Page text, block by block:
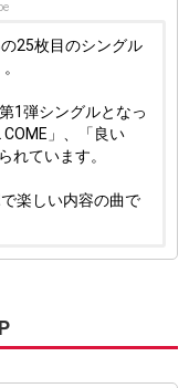
25枚目のシングル
1弾シングルとなっ
」、「良い
れています。
楽しい内容の曲で